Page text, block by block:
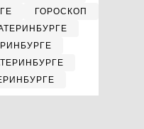
ГОРОСКОП